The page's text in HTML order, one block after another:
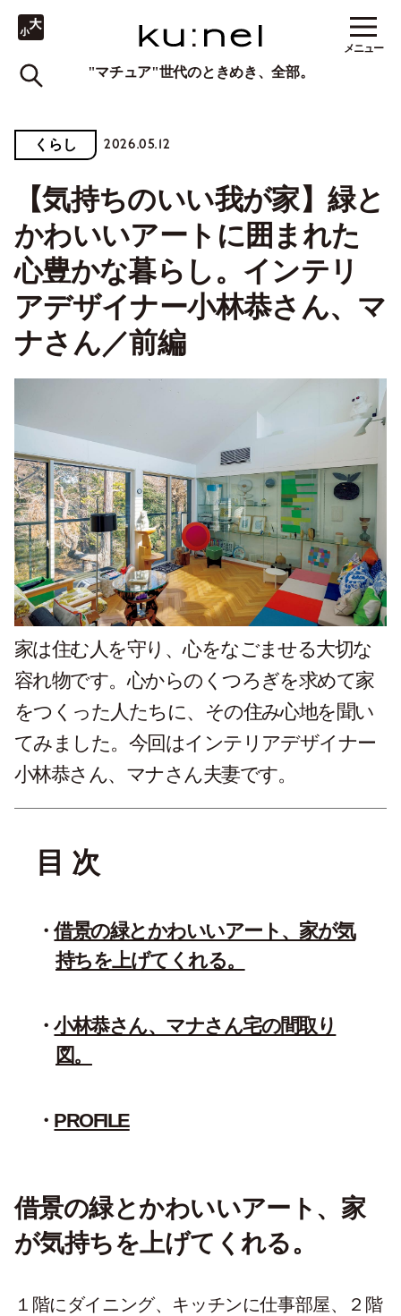
"マチュア"世代のときめき、全部。
メニュー
くらし 2026.05.12
【気持ちのいい我が家】緑と
かわいいアートに囲まれた
心豊かな暮らし。インテリ
アデザイナー小林恭さん、マ
ナさん／前編
家は住む人を守り、心をなごませる大切な
容れ物です。心からのくつろぎを求めて家
をつくった人たちに、その住み心地を聞い
てみました。今回はインテリアデザイナー
小林恭さん、マナさん夫妻です。
目 次
借景の緑とかわいいアート、家が気
持ちを上げてくれる。
小林恭さん、マナさん宅の間取り
図。
PROFILE
借景の緑とかわいいアート、家
が気持ちを上げてくれる。
１階にダイニング、キッチンに仕事部屋、２階